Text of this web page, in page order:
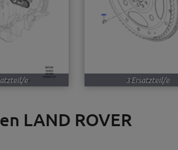
e 3 Ersatzteil/e
LAND ROVER